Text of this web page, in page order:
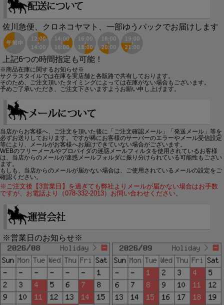
佐川急便、クロネコヤマト、一部ゆうパックでお届けします
上記6つの時間指定も可能！
※商品在庫に関するお知らせ※
サクラスタイルでは在庫を実店舗と各販路で共有しております。
そのため、ご注文頂いたタイミングによっては在庫がない場合もございます。
予めご了承いただき、ご注文下さいますようお願い申し上げます。
当店からお客様へ、ご注文を頂いた後に「ご注文確認メール」「発送メール」等を
必ずお送りしております。ですが稀にお客様のサーバーのエラーやメール受信設定
等により、メールがお客様へお届けできていない場合がございます。
WEBのフリーメールやプロバイダの迷惑メールフィルタを使用されているお客様
は、当店からのメールが迷惑メールフォルダに振り分けられている可能性もござい
ます。
もしも、当店からのメールが届かない場合は、ご使用されているメールの設定をご
確認ください。
※ご注文後【3営業日】を過ぎても弊社よりメールが届かない場合はお手数
ですが、お電話より（078-332-2013）お問い合わせください。
※営業日のお知らせ※